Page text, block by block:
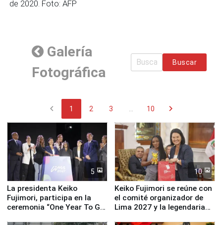
de 2020. Foto: AFP
Galería
Fotográfica
Buscar
chevron_left 1 2 3 10 chevron_right
5
La presidenta Keiko
Fujimori, participa en la
ceremonia “One Year To Go
10
Keiko Fujimori se reúne con
el comité organizador de
Lima 2027 y la legendaria